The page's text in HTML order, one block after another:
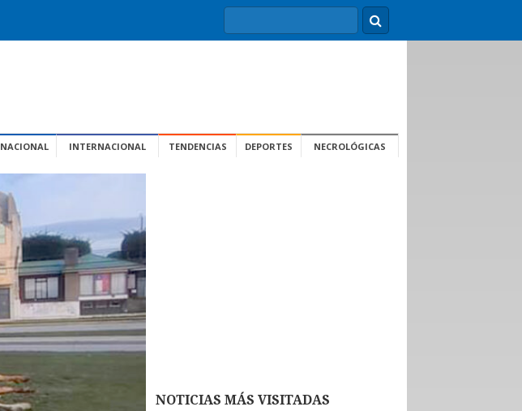
NACIONAL INTERNACIONAL TENDENCIAS DEPORTES NECROLÓGICAS
NOTICIAS MÁS VISITADAS